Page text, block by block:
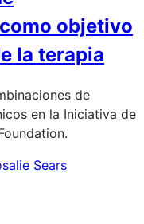
objetivo
la terapia
de
en la Iniciativa de